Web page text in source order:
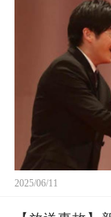
2025/06/11